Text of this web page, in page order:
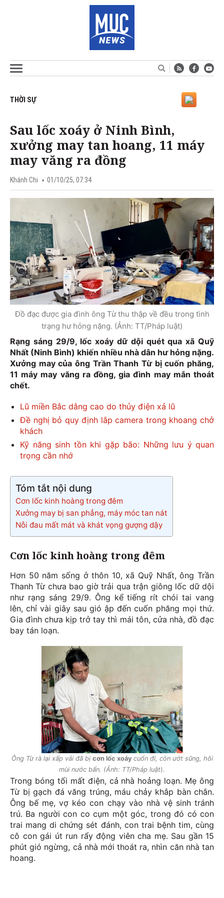
THỜI SỰ
Sau lốc xoáy ở Ninh Bình,
xưởng may tan hoang, 11 máy
may văng ra đồng
Khánh Chi 01/10/25, 07:34
Đồ đạc được gia đình ông Từ thu thập về đều trong tình
trạng hư hỏng nặng. (Ảnh: TT/Pháp luật)
Rạng sáng 29/9, lốc xoáy dữ dội quét qua xã Quỹ
Nhất (Ninh Bình) khiến nhiều nhà dân hư hỏng nặng.
Xưởng may của ông Trần Thanh Từ bị cuốn phăng,
11 máy may văng ra đồng, gia đình may mắn thoát
chết.
Lũ miền Bắc dâng cao do thủy điện xả lũ
Đề nghị bỏ quy định lắp camera trong khoang chở
khách
Kỹ năng sinh tồn khi gặp bão: Những lưu ý quan
trọng cần nhớ
Tóm tắt nội dung
Cơn lốc kinh hoàng trong đêm
Xưởng may bị san phẳng, máy móc tan nát
Nỗi đau mất mát và khát vọng gượng dậy
Cơn lốc kinh hoàng trong đêm
Hơn 50 năm sống ở thôn 10, xã Quỹ Nhất, ông Trần
Thanh Từ chưa bao giờ trải qua trận giông lốc dữ dội
như rạng sáng 29/9. Ông kể tiếng rít chói tai vang
lên, chỉ vài giây sau gió ập đến cuốn phăng mọi thứ.
Gia đình chưa kịp trở tay thì mái tôn, cửa nhà, đồ đạc
bay tán loạn.
Ông Từ rà lại xấp vải đã bị cơn lốc xoáy cuốn đi, còn ướt sũng, hôi
mùi nước bẩn. (Ảnh: TT/Pháp luật).
Trong bóng tối mất điện, cả nhà hoảng loạn. Mẹ ông
Từ bị gạch đá văng trúng, máu chảy khắp bàn chân.
Ông bế mẹ, vợ kéo con chạy vào nhà vệ sinh tránh
trú. Ba người con co cụm một góc, trong đó có con
trai mang di chứng sét đánh, con trai bệnh tim, cùng
cô con gái út run rẩy động viên cha mẹ. Sau gần 15
phút gió ngừng, cả nhà mới thoát ra, nhìn căn nhà tan
hoang.